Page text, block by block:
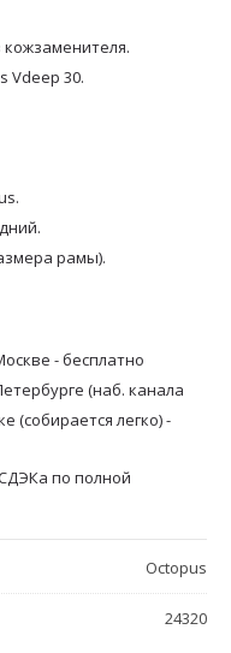
кожзаменителя.
Vdeep 30.
рамы).
- бесплатно
(наб. канала
(собирается легко) -
по полной
Octopus
24320